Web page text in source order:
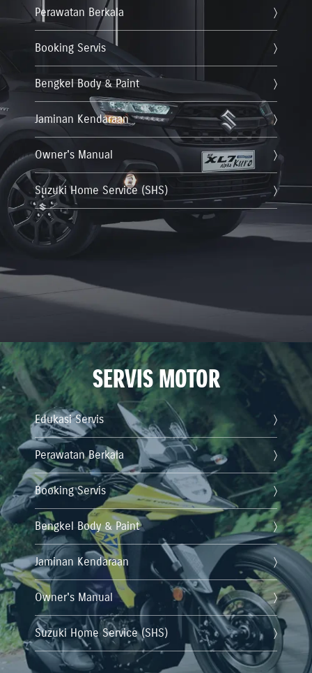
Perawatan Berkala
Booking Servis
Bengkel Body & Paint
Jaminan Kendaraan
Owner's Manual
Suzuki Home Service (SHS)
SERVIS MOTOR
Edukasi Servis
Perawatan Berkala
Booking Servis
Bengkel Body & Paint
Jaminan Kendaraan
Owner's Manual
Suzuki Home Service (SHS)